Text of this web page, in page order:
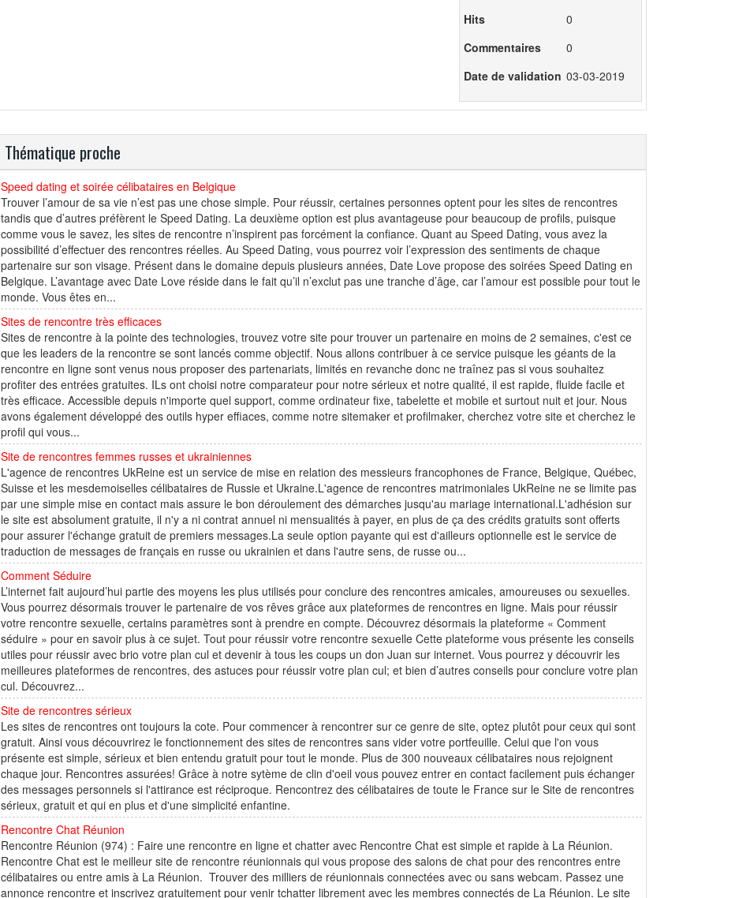
Hits
0
Commentaires
0
Date de validation 03-03-2019
Thématique proche
Speed dating et soirée célibataires en Belgique
Trouver l’amour de sa vie n’est pas une chose simple. Pour réussir, certaines personnes optent pour les sites de rencontres
tandis que d’autres préfèrent le Speed Dating. La deuxième option est plus avantageuse pour beaucoup de profils, puisque
comme vous le savez, les sites de rencontre n’inspirent pas forcément la confiance. Quant au Speed Dating, vous avez la
possibilité d’effectuer des rencontres réelles. Au Speed Dating, vous pourrez voir l’expression des sentiments de chaque
partenaire sur son visage. Présent dans le domaine depuis plusieurs années, Date Love propose des soirées Speed Dating en
Belgique. L’avantage avec Date Love réside dans le fait qu’il n’exclut pas une tranche d’âge, car l’amour est possible pour tout le
monde. Vous êtes en...
Sites de rencontre très efficaces
Sites de rencontre à la pointe des technologies, trouvez votre site pour trouver un partenaire en moins de 2 semaines, c'est ce
que les leaders de la rencontre se sont lancés comme objectif. Nous allons contribuer à ce service puisque les géants de la
rencontre en ligne sont venus nous proposer des partenariats, limités en revanche donc ne traînez pas si vous souhaitez
profiter des entrées gratuites. ILs ont choisi notre comparateur pour notre sérieux et notre qualité, il est rapide, fluide facile et
très efficace. Accessible depuis n'importe quel support, comme ordinateur fixe, tabelette et mobile et surtout nuit et jour. Nous
avons également développé des outils hyper effiaces, comme notre sitemaker et profilmaker, cherchez votre site et cherchez le
profil qui vous...
Site de rencontres femmes russes et ukrainiennes
L'agence de rencontres UkReine est un service de mise en relation des messieurs francophones de France, Belgique, Québec,
Suisse et les mesdemoiselles célibataires de Russie et Ukraine.L'agence de rencontres matrimoniales UkReine ne se limite pas
par une simple mise en contact mais assure le bon déroulement des démarches jusqu'au mariage international.L'adhésion sur
le site est absolument gratuite, il n'y a ni contrat annuel ni mensualités à payer, en plus de ça des crédits gratuits sont offerts
pour assurer l'échange gratuit de premiers messages.La seule option payante qui est d'ailleurs optionnelle est le service de
traduction de messages de français en russe ou ukrainien et dans l'autre sens, de russe ou...
Comment Séduire
L’internet fait aujourd’hui partie des moyens les plus utilisés pour conclure des rencontres amicales, amoureuses ou sexuelles.
Vous pourrez désormais trouver le partenaire de vos rêves grâce aux plateformes de rencontres en ligne. Mais pour réussir
votre rencontre sexuelle, certains paramètres sont à prendre en compte. Découvrez désormais la plateforme « Comment
séduire » pour en savoir plus à ce sujet. Tout pour réussir votre rencontre sexuelle Cette plateforme vous présente les conseils
utiles pour réussir avec brio votre plan cul et devenir à tous les coups un don Juan sur internet. Vous pourrez y découvrir les
meilleures plateformes de rencontres, des astuces pour réussir votre plan cul; et bien d’autres conseils pour conclure votre plan
cul. Découvrez...
Site de rencontres sérieux
Les sites de rencontres ont toujours la cote. Pour commencer à rencontrer sur ce genre de site, optez plutôt pour ceux qui sont
gratuit. Ainsi vous découvrirez le fonctionnement des sites de rencontres sans vider votre portfeuille. Celui que l'on vous
présente est simple, sérieux et bien entendu gratuit pour tout le monde. Plus de 300 nouveaux célibataires nous rejoignent
chaque jour. Rencontres assurées! Grâce à notre sytème de clin d'oeil vous pouvez entrer en contact facilement puis échanger
des messages personnels si l'attirance est réciproque. Rencontrez des célibataires de toute le France sur le Site de rencontres
sérieux, gratuit et qui en plus et d'une simplicité enfantine.
Rencontre Chat Réunion
Rencontre Réunion (974) : Faire une rencontre en ligne et chatter avec Rencontre Chat est simple et rapide à La Réunion.
Rencontre Chat est le meilleur site de rencontre réunionnais qui vous propose des salons de chat pour des rencontres entre
célibataires ou entre amis à La Réunion. Trouver des milliers de réunionnais connectées avec ou sans webcam. Passez une
annonce rencontre et inscrivez gratuitement pour venir tchatter librement avec les membres connectés de La Réunion. Le site